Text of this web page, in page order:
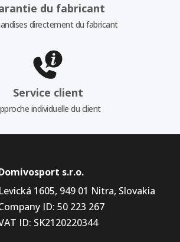
du fabricant
directement du fabricant
Service client
individuelle du client
s.r.o.
Levická 1605, 949 01 Nitra, Slovakia
ID: 50 223 267
ID: SK2120220344